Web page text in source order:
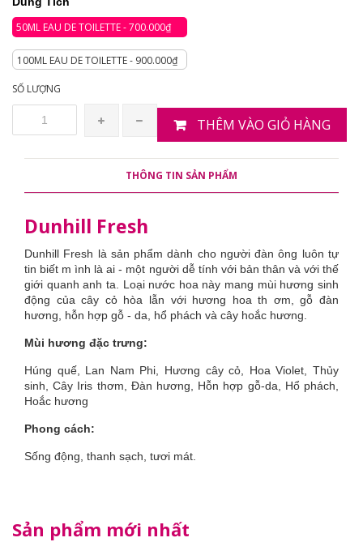
50ML EAU DE TOILETTE - 700.000₫
100ML EAU DE TOILETTE - 900.000₫
SỐ LƯỢNG
THÊM VÀO GIỎ HÀNG
THÔNG TIN SẢN PHẨM
Dunhill Fresh
Dunhill Fresh là sản phẩm dành cho người đàn ông luôn tự
tin biết m ình là ai - một người dễ tính với bản thân và với thế
giới quanh anh ta. Loại nước hoa này mang mùi hương sinh
động của cây cỏ hòa lẫn với hương hoa th ơm, gỗ đàn
hương, hỗn hợp gỗ - da, hổ phách và cây hoắc hương.
Mùi hương đặc trưng:
Húng quế, Lan Nam Phi, Hương cây cỏ, Hoa Violet, Thủy
sinh, Cây Iris thơm, Đàn hương, Hỗn hợp gỗ-da, Hổ phách,
Hoắc hương
Phong cách:
Sống động, thanh sạch, tươi mát.
Sản phẩm mới nhất